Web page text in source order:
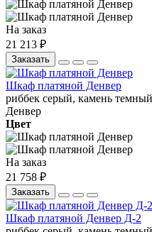
На заказ
21 213 ₽
Заказать
Шкаф платяной Денвер
риббек серый, камень темный
Денвер
Цвет
На заказ
21 758 ₽
Заказать
Шкаф платяной Денвер Д-2